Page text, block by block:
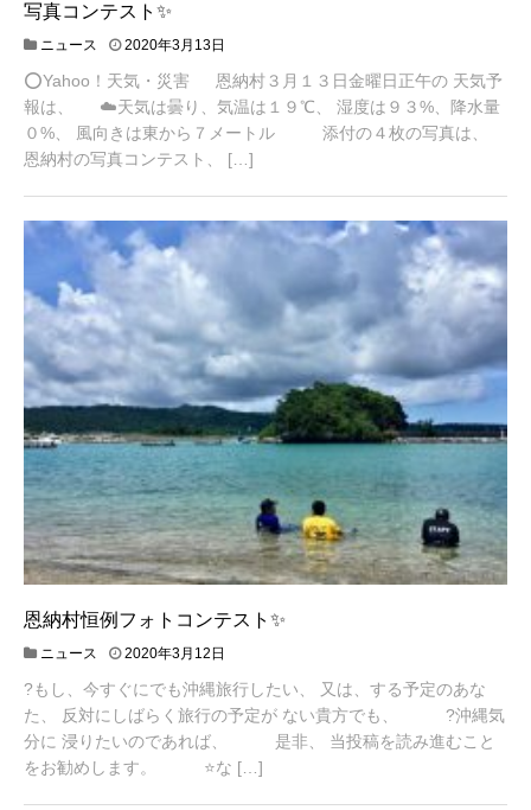
写真コンテスト✨
ニュース 2020年3月13日
2
0
月
日
⭕️Yahoo！天気・災害 恩納村３月１３日金曜日正午の 天気予
報は、 ☁️天気は曇り、気温は１９℃、 湿度は９３%、降水量
０%、 風向きは東から７メートル 添付の４枚の写真は、
恩納村の写真コンテスト、 […]
恩納村恒例フォトコンテスト✨
ニュース 2020年3月12日
2
0
月
?もし、今すぐにでも沖縄旅行したい、 又は、する予定のあな
た、 反対にしばらく旅行の予定が ない貴方でも、 ?沖縄気
分に 浸りたいのであれば、 是非、 当投稿を読み進むこと
をお勧めします。 ⭐️な […]